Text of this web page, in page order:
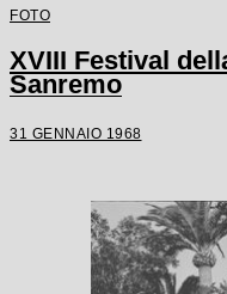
FOTO
XVIII Festival
Sanremo
31 GENNAIO 1968